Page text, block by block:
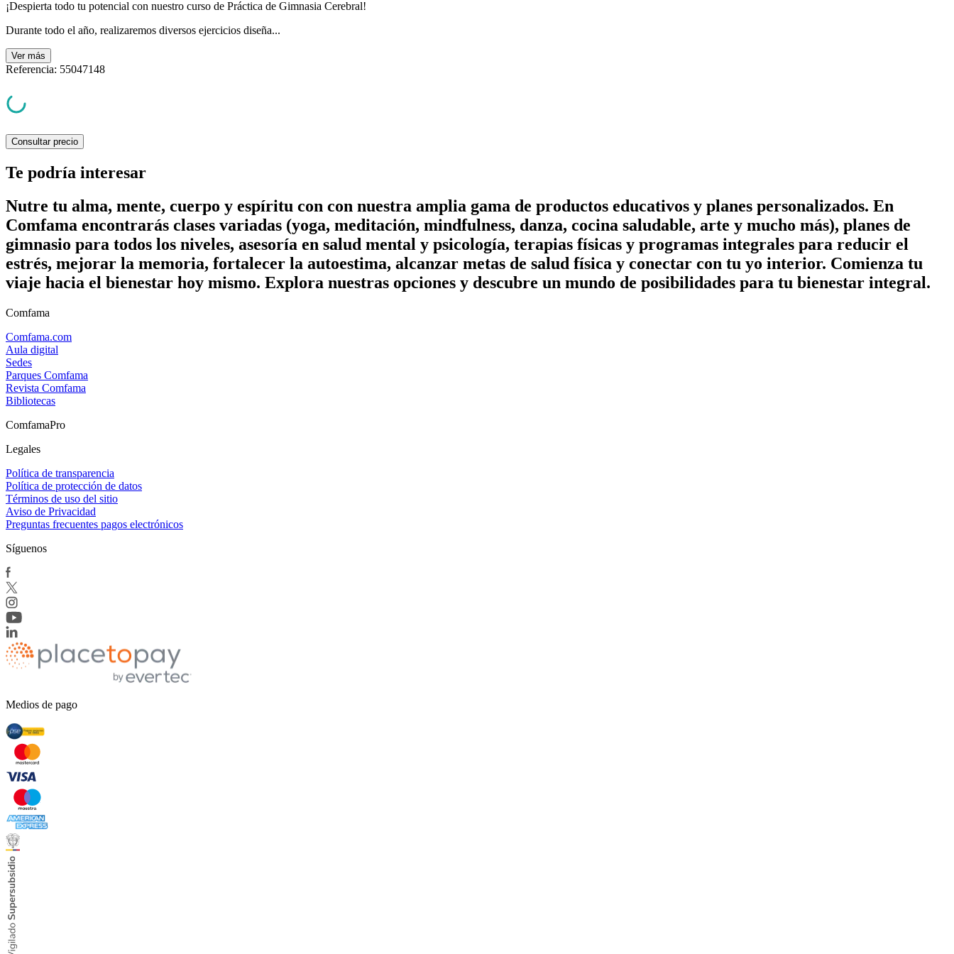
¡Despierta todo tu potencial con nuestro curso de Práctica de Gimnasia Cerebral!
Durante todo el año, realizaremos diversos ejercicios diseña...
Ver más
Referencia: 55047148
Consultar precio
Te podría interesar
Nutre tu alma, mente, cuerpo y espíritu con con nuestra amplia gama de productos educativos y planes personalizados. En
Comfama encontrarás clases variadas (yoga, meditación, mindfulness, danza, cocina saludable, arte y mucho más), planes de
gimnasio para todos los niveles, asesoría en salud mental y psicología, terapias físicas y programas integrales para reducir el
estrés, mejorar la memoria, fortalecer la autoestima, alcanzar metas de salud física y conectar con tu yo interior. Comienza tu
viaje hacia el bienestar hoy mismo. Explora nuestras opciones y descubre un mundo de posibilidades para tu bienestar integral.
Comfama
Comfama.com
Aula digital
Sedes
Parques Comfama
Revista Comfama
Bibliotecas
ComfamaPro
Legales
Política de transparencia
Política de protección de datos
Términos de uso del sitio
Aviso de Privacidad
Preguntas frecuentes pagos electrónicos
Síguenos
Medios de pago